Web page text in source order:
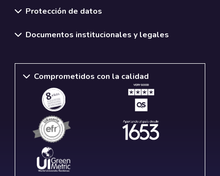
Protección de datos
Documentos institucionales y legales
Comprometidos con la calidad